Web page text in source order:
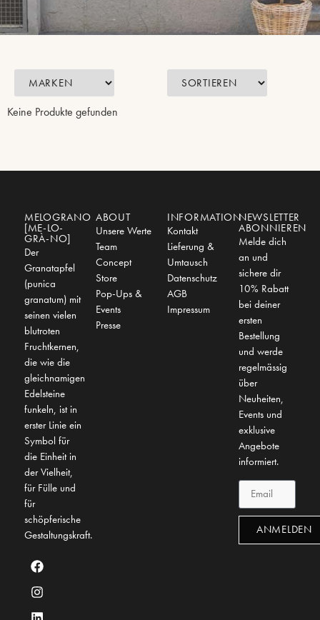
Keine Produkte gefunden
MELOGRANO
[ME-LO-
GRÀ-NO]
Der
Granatapfel
(punica
granatum) mit
seinen vielen
blutroten
Fruchtkernen,
die wie die
gleichnamigen
Edelsteine
funkeln, ist in
erster Linie ein
Symbol für
die Einheit in
der Vielheit,
für Fülle und
für
schöpferische
Gestaltungskraft.
ABOUT
Unsere Werte
Team
Concept
Store
Pop-Ups &
Events
Presse
INFORMATION
Kontakt
Lieferung &
Umtausch
Datenschutz
AGB
Impressum
NEWSLETTER
ABONNIEREN
Melde dich
an und
sichere dir
10% Rabatt
bei deiner
ersten
Bestellung
und werde
regelmässig
über
Neuheiten,
Events und
exklusive
Angebote
informiert.
ANMELDEN